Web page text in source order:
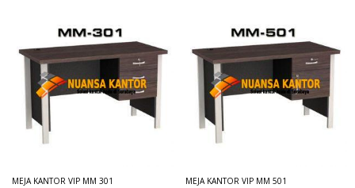
MEJA KANTOR VIP MM 301 MEJA KANTOR VIP MM 501